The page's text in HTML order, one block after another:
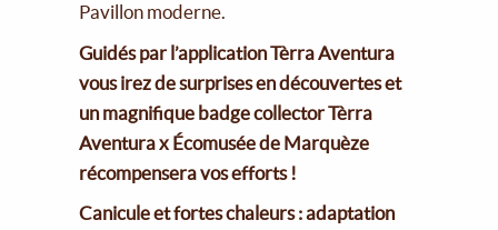
Pavillon moderne.
Guidés par l’application Tèrra Aventura
vous irez de surprises en découvertes et
un magnifique badge collector Tèrra
Aventura x Écomusée de Marquèze
récompensera vos efforts !
Canicule et fortes chaleurs : adaptation